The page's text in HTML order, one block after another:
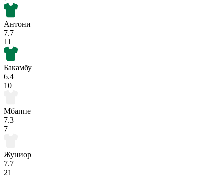
Антони
7.7
11
Бакамбу
6.4
10
Мбаппе
7.3
7
Жуниор
7.7
21